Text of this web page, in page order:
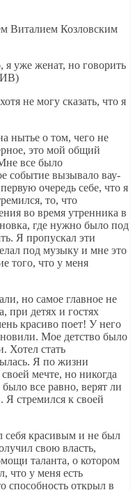
Виталием Козловским
не могу сказать, что я
нытье о том, чего не
это мой общий
все было
событие вызывало вау-
очередь себе, что я
то, что
во время утренника в
где нужно было под
Я пропускал эти
под музыку и мне это
того, что у меня
но самое главное не
детях и гостях
красиво поет! У него
Мое детство было
Хотел стать
Я по жизни
мечте, но никогда
все равно, верят ли
стремился к своей
себя красивым и не был
свою власть,
таланта, о котором
что у меня есть
способность открыл в